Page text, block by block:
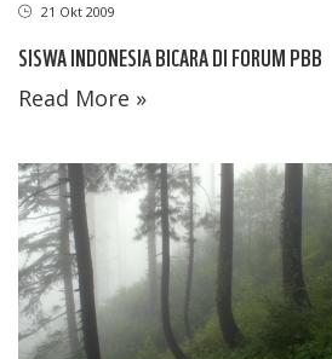
21 Okt 2009
SISWA INDONESIA BICARA DI FORUM PBB
Read More »